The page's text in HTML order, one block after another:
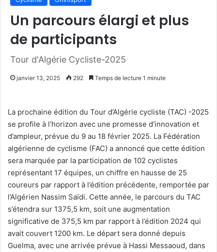
Un parcours élargi et plus
de participants
Tour d'Algérie Cycliste-2025
janvier 13, 2025 292 Temps de lecture 1 minute
La prochaine édition du Tour d’Algérie cycliste (TAC) -2025
se profile à l’horizon avec une promesse d’innovation et
d’ampleur, prévue du 9 au 18 février 2025. La Fédération
algérienne de cyclisme (FAC) a annoncé que cette édition
sera marquée par la participation de 102 cyclistes
représentant 17 équipes, un chiffre en hausse de 25
coureurs par rapport à l’édition précédente, remportée par
l’Algérien Nassim Saïdi. Cette année, le parcours du TAC
s’étendra sur 1375,5 km, soit une augmentation
significative de 375,5 km par rapport à l’édition 2024 qui
avait couvert 1200 km. Le départ sera donné depuis
Guelma, avec une arrivée prévue à Hassi Messaoud, dans